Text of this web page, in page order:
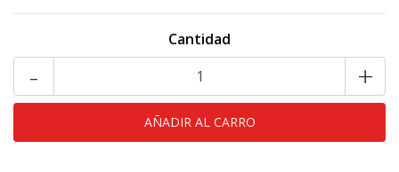
Cantidad
- +